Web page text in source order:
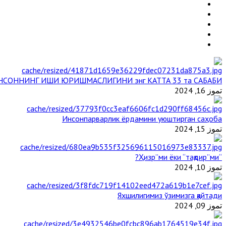
ИШИ ЮРИШМАСЛИГИНИ энг КАТТА 33 та САБАБИ
تموز 16, 2024
Инсонпарварлик ёрдамини уюштирган саҳоба
تموز 15, 2024
“Ҳизр”ми ёки “тақдир”ми?
تموز 10, 2024
Яхшилигимиз ўзимизга қайтади
تموز 09, 2024